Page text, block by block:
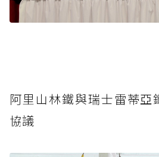
阿里山林鐵與瑞士雷蒂亞
協議